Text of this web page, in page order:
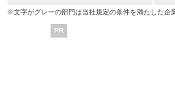
※文字がグレーの部門は当社規定の条件を満たした企
PR